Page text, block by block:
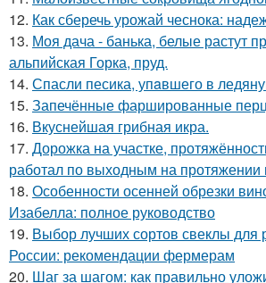
12. Как сберечь урожай чеснока:
13. Моя дача - банька, белые растут
альпийская Горка, пруд.
14. Спасли песика, упaвшего в
15. Запечённые фаршированные
16. Вкуснейшая грибная икра.
17. Дорожка на участке,
работал по выходным на протяжении
18. Особенности осенней обрезки
Изабелла: полное руководство
19. Выбор лучших сортов свеклы для
России: рекомендации фермерам
20. Шаг за шагом: как правильно